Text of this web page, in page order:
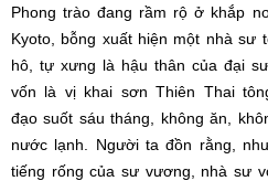
Phong trào đang rầm rộ ở khắp
Kyoto, bỗng xuất hiện một nhà sư
hô , tự xưng là hậu thân của đại sư
vốn là vị khai sơn Thiên Thai
đạo suốt sáu tháng, không ăn,
nước lạnh. Người ta đồn rằng,
tiếng rống của sư vương, nhà sư